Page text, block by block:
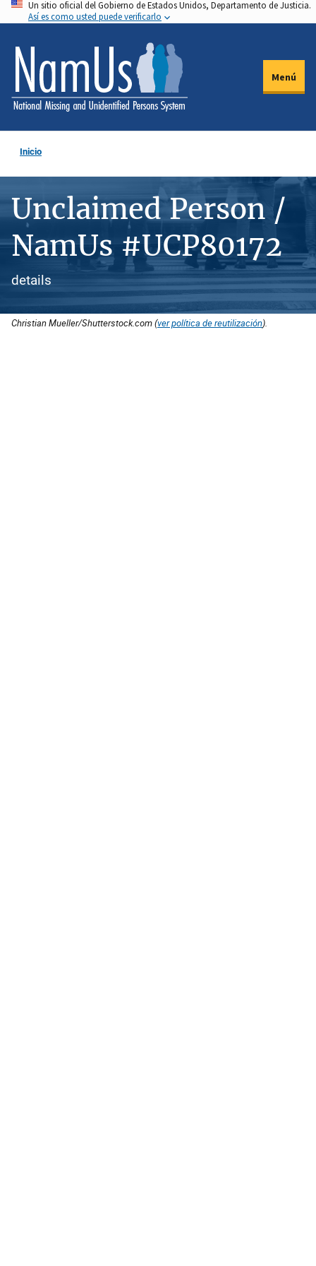
Pasar
al
contenido
principal
Un sitio oficial del Gobierno de Estados Unidos, Departamento de Justicia.
Así es como usted puede verificarlo
Menú
Inicio
Unclaimed Person /
NamUs #UCP80172
details
Christian Mueller/Shutterstock.com (ver política de reutilización).